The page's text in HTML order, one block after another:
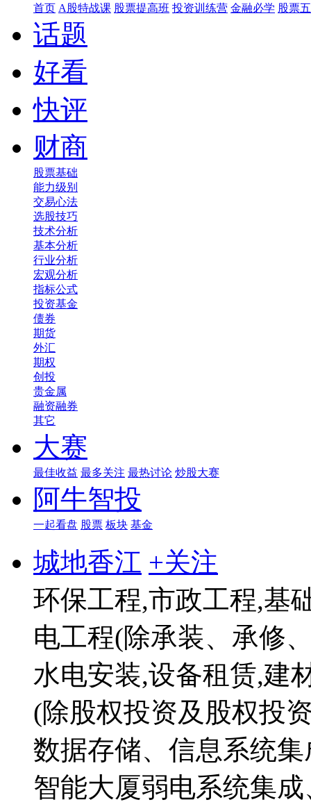
首页 A股特战课 股票提高班 投资训练营 金融必学 股票
话题
好看
快评
财商
股票基础
能力级别
交易心法
选股技巧
技术分析
基本分析
行业分析
宏观分析
指标公式
投资基金
债券
期货
外汇
期权
创投
贵金属
融资融券
其它
大赛
最佳收益 最多关注 最热讨论 炒股大赛
阿牛智投
一起看盘 股票 板块 基金
城地香江 +关注
环保工程,市政工程,基
电工程(除承装、承修
水电安装,设备租赁,建
(除股权投资及股权投
数据存储、信息系统
智能大厦弱电系统集